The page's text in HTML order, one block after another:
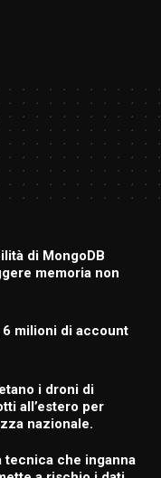
di MongoDB
memoria non
6 milioni di account
i droni di
all’estero per
nazionale.
tecnica che inganna